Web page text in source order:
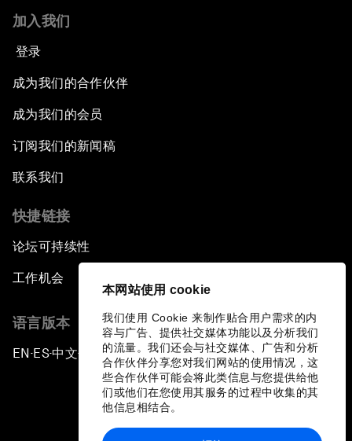
本网站使用 cookie
我们使用 Cookie 来制作贴合用户需求的内
容与广告、提供社交媒体功能以及分析我们
的流量。我们还会与社交媒体、广告和分析
合作伙伴分享您对我们网站的使用情况，这
些合作伙伴可能会将此类信息与您提供给他
们或他们在您使用其服务的过程中收集的其
他信息相结合。
加入我们
登录
成为我们的合作伙伴
成为我们的会员
订阅我们的新闻稿
联系我们
快捷链接
论坛可持续性
工作机会
语言版本
EN ▪ES▪中文▪ 日本語